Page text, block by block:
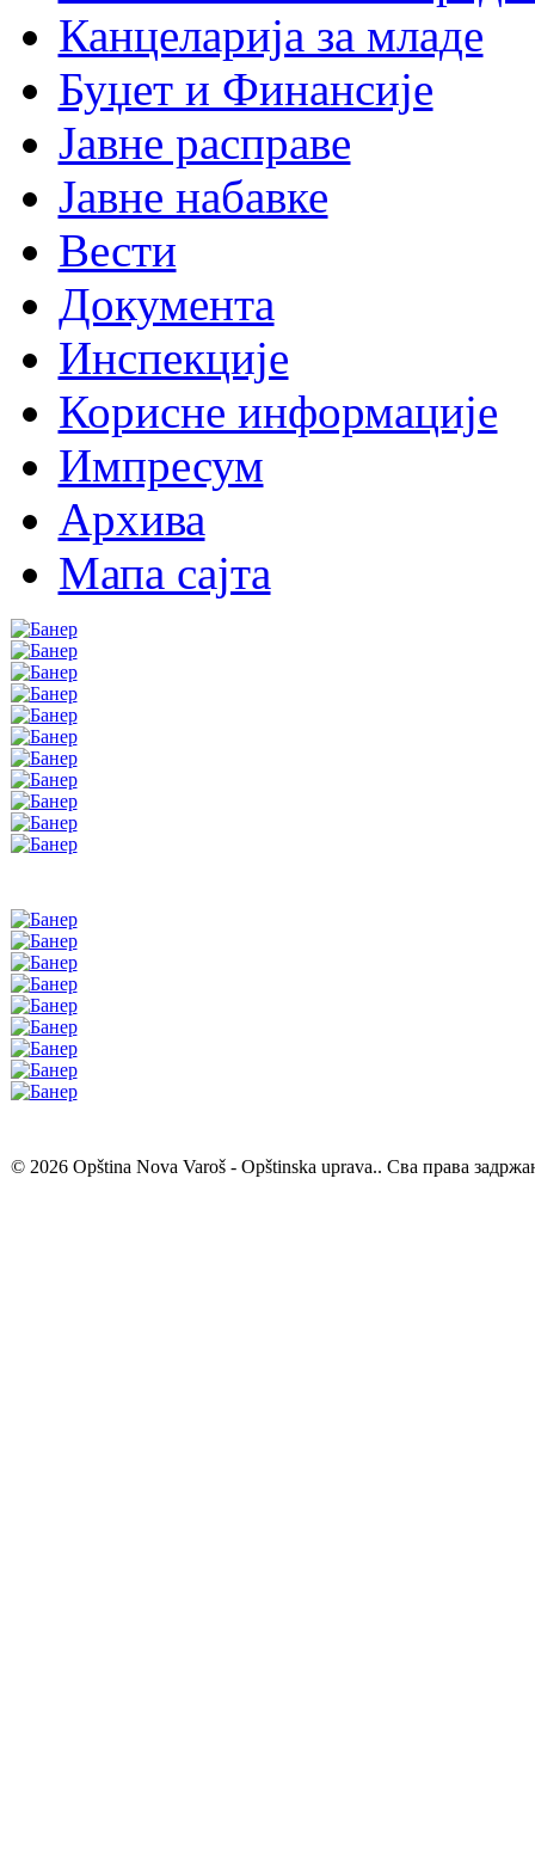
Канцеларија за младе
Буџет и Финансије
Јавне расправе
Јавне набавке
Вести
Документа
Инспекције
Корисне информације
Импресум
Архива
Мапа сајта
© 2026 Opština Nova Varoš - Opštinska uprava.. Сва права